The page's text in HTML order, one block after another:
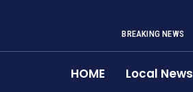
BREAKING NEWS
HOME Local News